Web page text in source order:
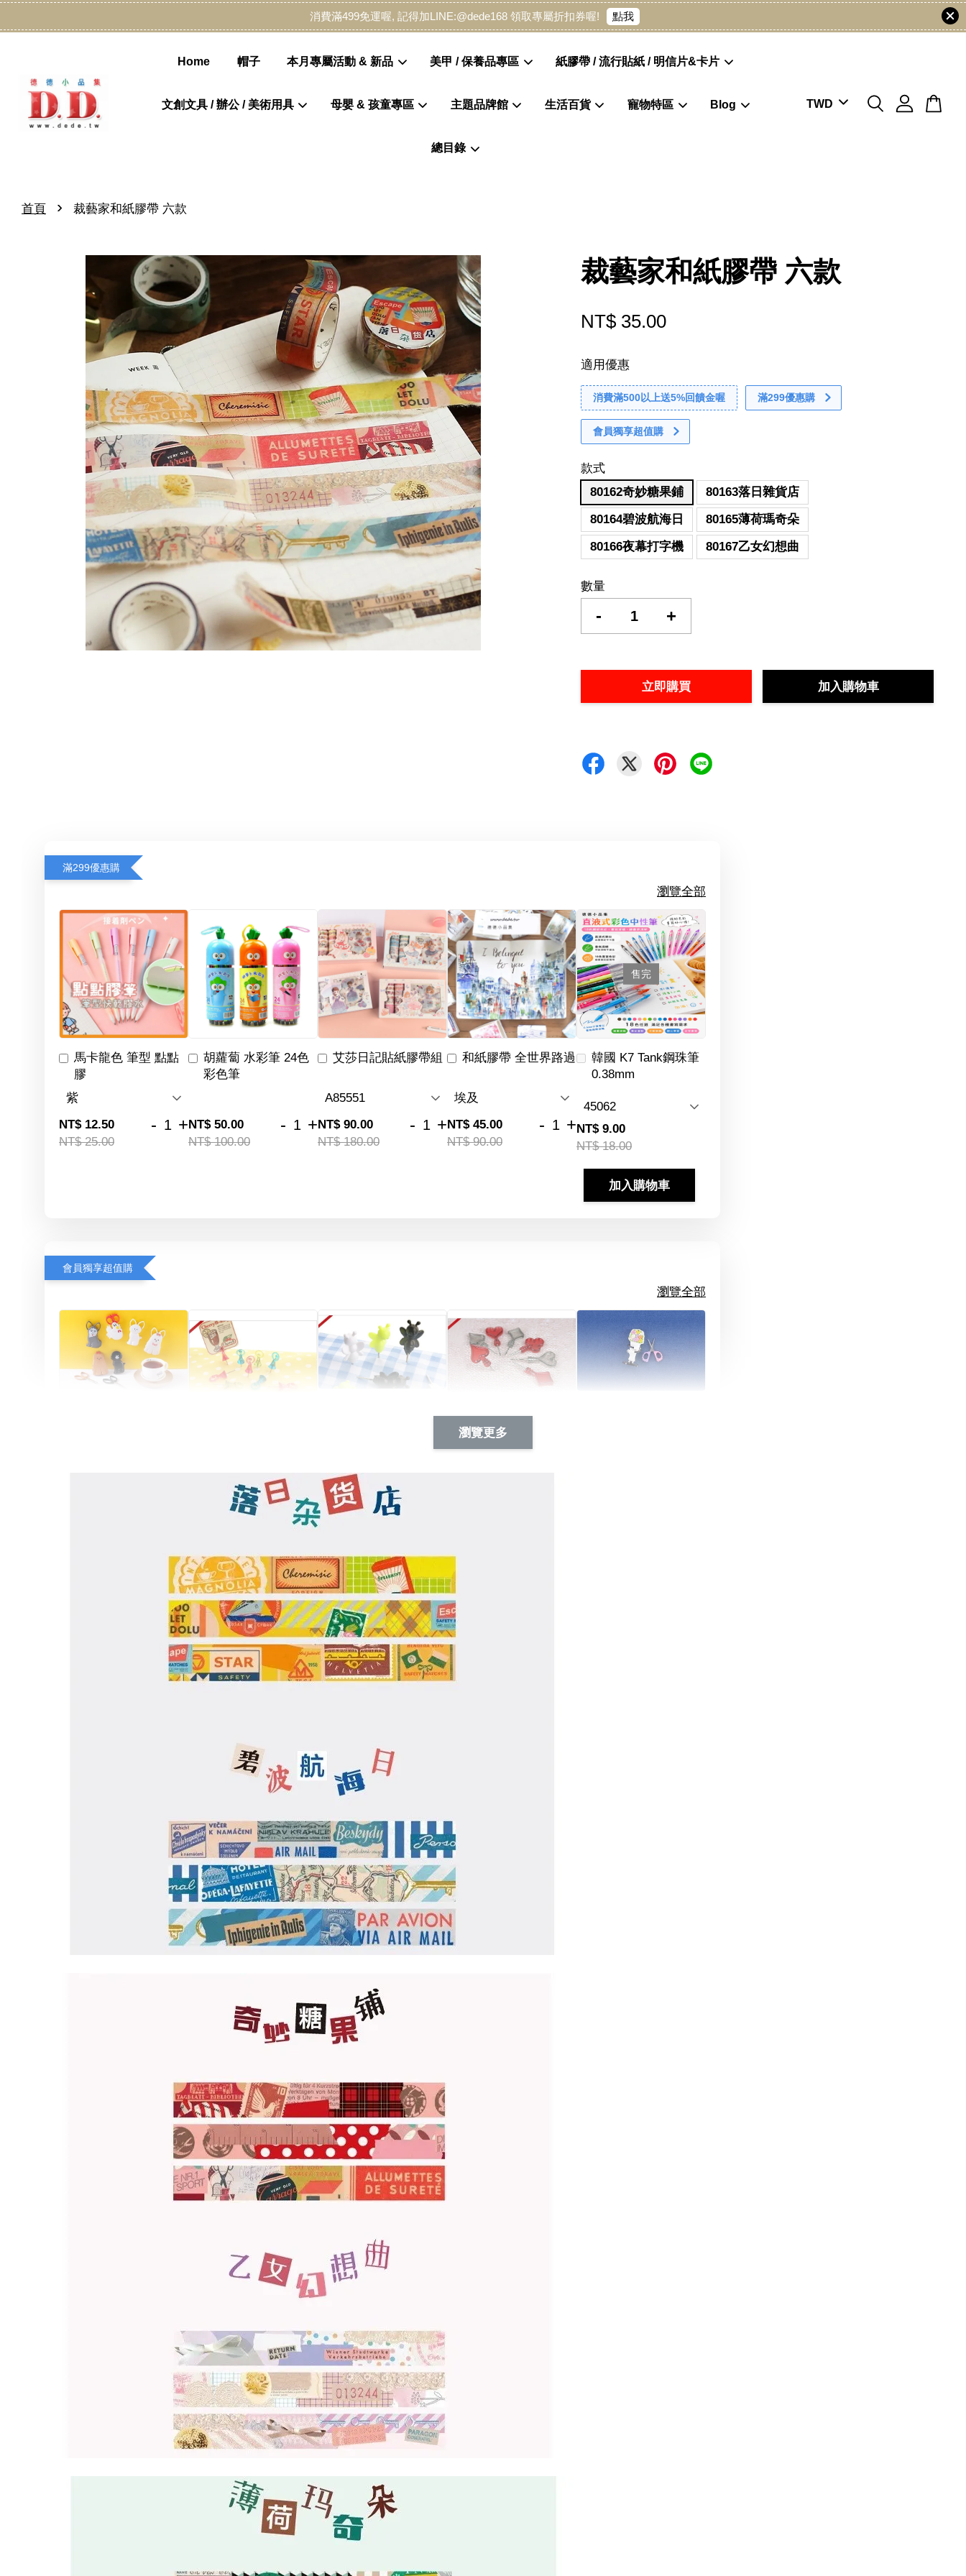
消費滿499免運喔, 記得加LINE:@dede168 領取專屬折扣券喔! 點我
Home 帽子 本月專屬活動 & 新品 美甲 / 保養品專區 紙膠帶 / 流行貼紙 / 明信片&卡片
文創文具 / 辦公 / 美術用具 母嬰 & 孩童專區 主題品牌館 生活百貨 寵物特區 Blog
總目錄
首頁 › 裁藝家和紙膠帶 六款
裁藝家和紙膠帶 六款
NT$ 35.00
適用優惠
消費滿500以上送5%回饋金喔 滿299優惠購
會員獨享超值購
款式
80162奇妙糖果鋪
80163落日雜貨店
80164碧波航海日
80165薄荷瑪奇朵
80166夜幕打字機
80167乙女幻想曲
數量
- +
立即購買 加入購物車
滿299優惠購
瀏覽全部
馬卡龍色 筆型 點點
膠
NT$ 12.50
NT$ 25.00
- +
胡蘿蔔 水彩筆 24色
彩色筆
NT$ 50.00
NT$ 100.00
- +
艾莎日記貼紙膠帶組
NT$ 90.00
NT$ 180.00
- +
和紙膠帶 全世界路過
NT$ 45.00
NT$ 90.00
- +
售完
韓國 K7 Tank鋼珠筆
0.38mm
NT$ 9.00
NT$ 18.00
加入購物車
會員獨享超值購
瀏覽全部
NT$ 66.00
NT$ 88.00
Artsign 撲克牌 圖釘
瀏覽更多